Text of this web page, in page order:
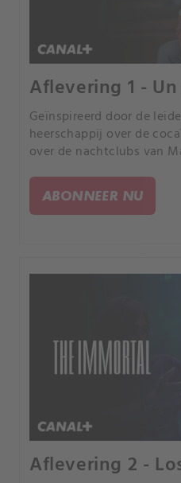
Aflevering 1 -
Geïnspireerd door de
heerschappij over de
over de nachtclubs van
ABONNEER NU
Aflevering 2 -